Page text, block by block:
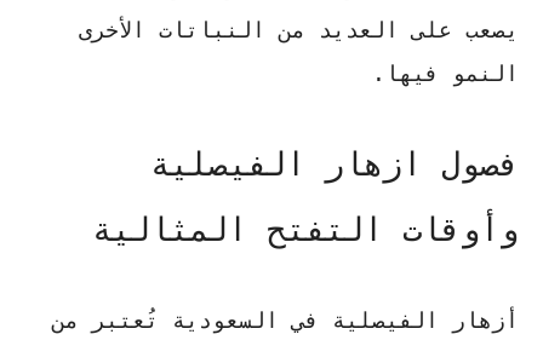
يصعب على العديد من النباتات الأخرى
النمو فيها.
فصول ازهار الفيصلية
وأوقات التفتح المثالية
أزهار الفيصلية في السعودية تُعتبر من